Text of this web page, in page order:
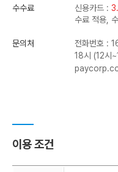
수수료 신용카드 :
수료 적용,
문의처 전화번호 :
18시 (12시
이용 조건